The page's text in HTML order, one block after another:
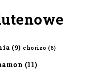
(9) chorizo (6)
(11)